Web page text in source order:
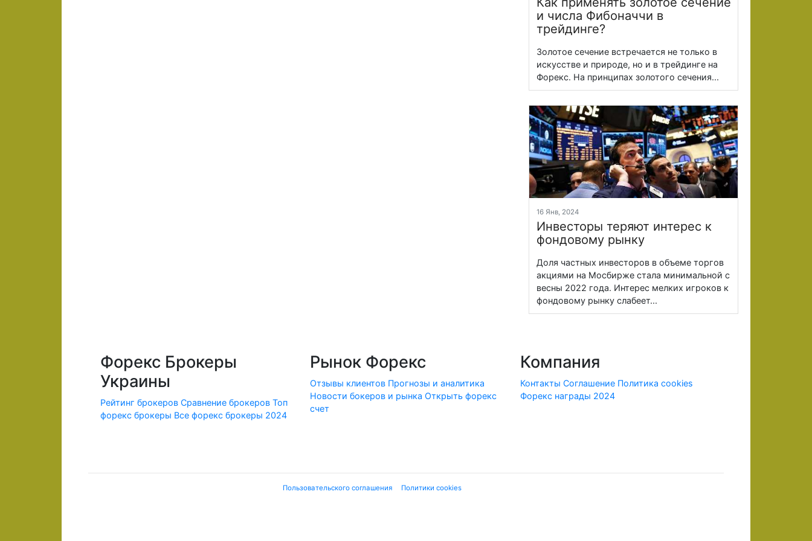
и числа Фибоначчи в
трейдинге?
Золотое сечение встречается не только в
искусстве и природе, но и в трейдинге на
Форекс. На принципах золотого сечения...
16 Янв, 2024
Инвесторы теряют интерес к
фондовому рынку
Доля частных инвесторов в объеме торгов
акциями на Мосбирже стала минимальной с
весны 2022 года. Интерес мелких игроков к
фондовому рынку слабеет...
Форекс Брокеры
Украины
Рейтинг брокеров Сравнение брокеров Топ
форекс брокеры Все форекс брокеры 2024
Рынок Форекс
Отзывы клиентов Прогнозы и аналитика
Новости бокеров и рынка Открыть форекс
счет
Компания
Контакты Соглашение Политика cookies
Форекс награды 2024
Пользовательского соглашения Политики cookies